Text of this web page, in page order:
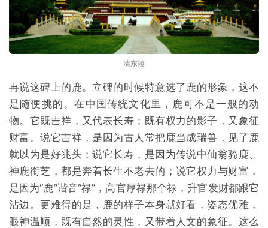
清东陵
再说这碑上的鹿。立碑的时候特意选了鹿的形象，这不
是随便挑的。在中国传统文化里，鹿可不是一般的动
物。它既吉祥，又代表长寿；既有权力的影子，又象征
财富。说它吉祥，是因为古人常把鹿当成瑞兽，见了鹿
就以为是好兆头；说它长寿，是因为传说中仙翁骑鹿、
神鹿衔芝，都是奔着长生不老去的；说它权力与财富，
是因为“鹿”谐音“禄”，高官厚禄那个禄，升官发财都跟它
沾边。更难得的是，鹿的样子本身就好看，姿态优雅，
眼神温顺，既有自然的灵性，又带着人文的象征。这么